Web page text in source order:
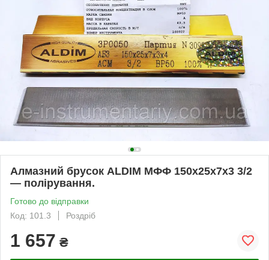
Алмазний брусок ALDIM МФФ 150х25х7х3 3/2
— полірування.
Готово до відправки
Код: 101.3
Роздріб
1 657 ₴